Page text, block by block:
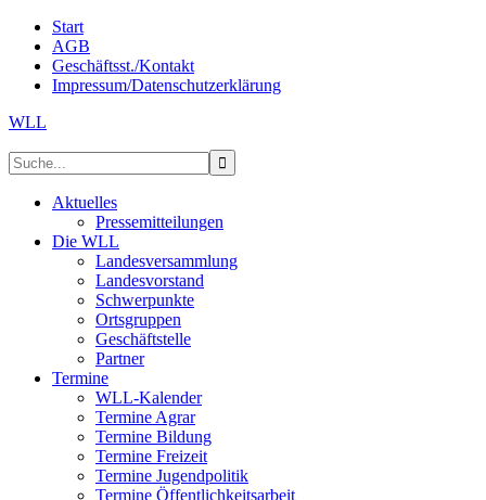
Start
AGB
Geschäftsst./Kontakt
Impressum/Datenschutzerklärung
WLL
Aktuelles
Pressemitteilungen
Die WLL
Landesversammlung
Landesvorstand
Schwerpunkte
Ortsgruppen
Geschäftstelle
Partner
Termine
WLL-Kalender
Termine Agrar
Termine Bildung
Termine Freizeit
Termine Jugendpolitik
Termine Öffentlichkeitsarbeit